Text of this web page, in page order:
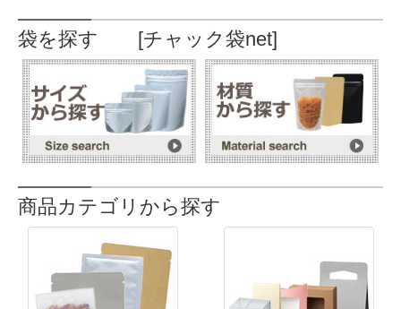
袋を探す [チャック袋net]
商品カテゴリから探す